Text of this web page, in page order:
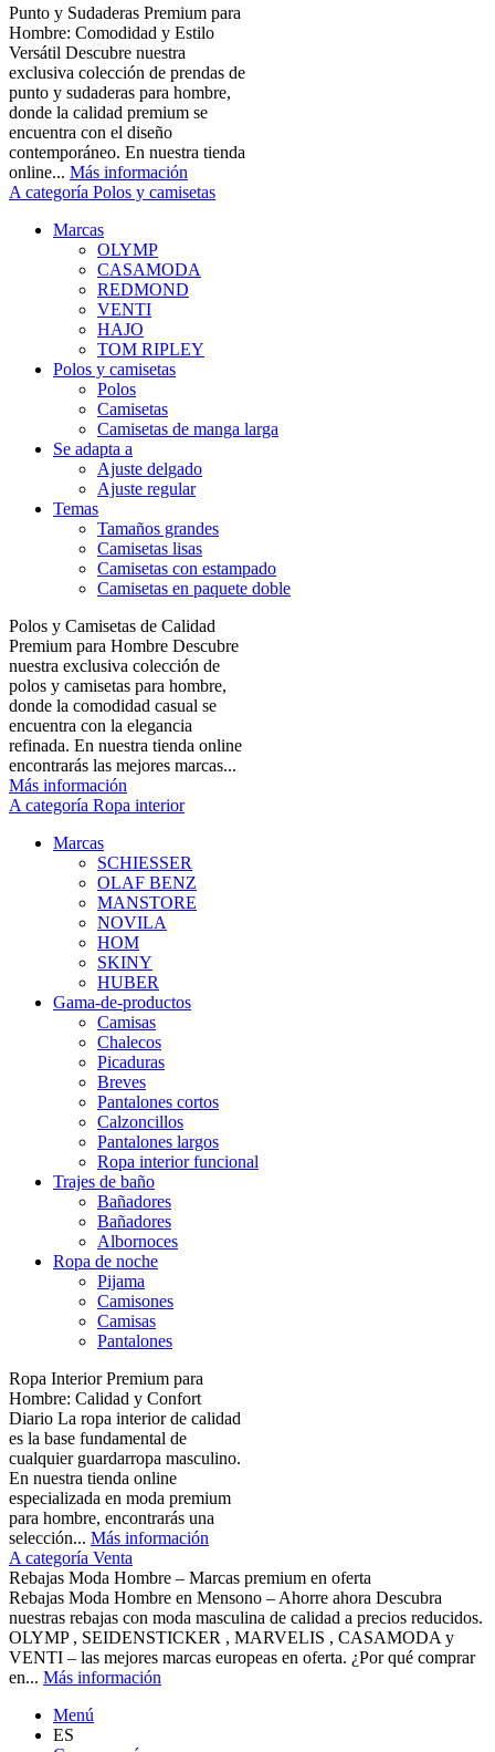
Punto y Sudaderas Premium para
Hombre: Comodidad y Estilo
Versátil Descubre nuestra
exclusiva colección de prendas de
punto y sudaderas para hombre,
donde la calidad premium se
encuentra con el diseño
contemporáneo. En nuestra tienda
online... Más información
A categoría Polos y camisetas
Marcas
OLYMP
CASAMODA
REDMOND
VENTI
HAJO
TOM RIPLEY
Polos y camisetas
Polos
Camisetas
Camisetas de manga larga
Se adapta a
Ajuste delgado
Ajuste regular
Temas
Tamaños grandes
Camisetas lisas
Camisetas con estampado
Camisetas en paquete doble
Polos y Camisetas de Calidad
Premium para Hombre Descubre
nuestra exclusiva colección de
polos y camisetas para hombre,
donde la comodidad casual se
encuentra con la elegancia
refinada. En nuestra tienda online
encontrarás las mejores marcas...
Más información
A categoría Ropa interior
Marcas
SCHIESSER
OLAF BENZ
MANSTORE
NOVILA
HOM
SKINY
HUBER
Gama-de-productos
Camisas
Chalecos
Picaduras
Breves
Pantalones cortos
Calzoncillos
Pantalones largos
Ropa interior funcional
Trajes de baño
Bañadores
Bañadores
Albornoces
Ropa de noche
Pijama
Camisones
Camisas
Pantalones
Ropa Interior Premium para
Hombre: Calidad y Confort
Diario La ropa interior de calidad
es la base fundamental de
cualquier guardarropa masculino.
En nuestra tienda online
especializada en moda premium
para hombre, encontrarás una
selección... Más información
A categoría Venta
Rebajas Moda Hombre – Marcas premium en oferta
Rebajas Moda Hombre en Mensono – Ahorre ahora Descubra
nuestras rebajas con moda masculina de calidad a precios reducidos.
OLYMP , SEIDENSTICKER , MARVELIS , CASAMODA y
VENTI – las mejores marcas europeas en oferta. ¿Por qué comprar
en... Más información
Menú
ES